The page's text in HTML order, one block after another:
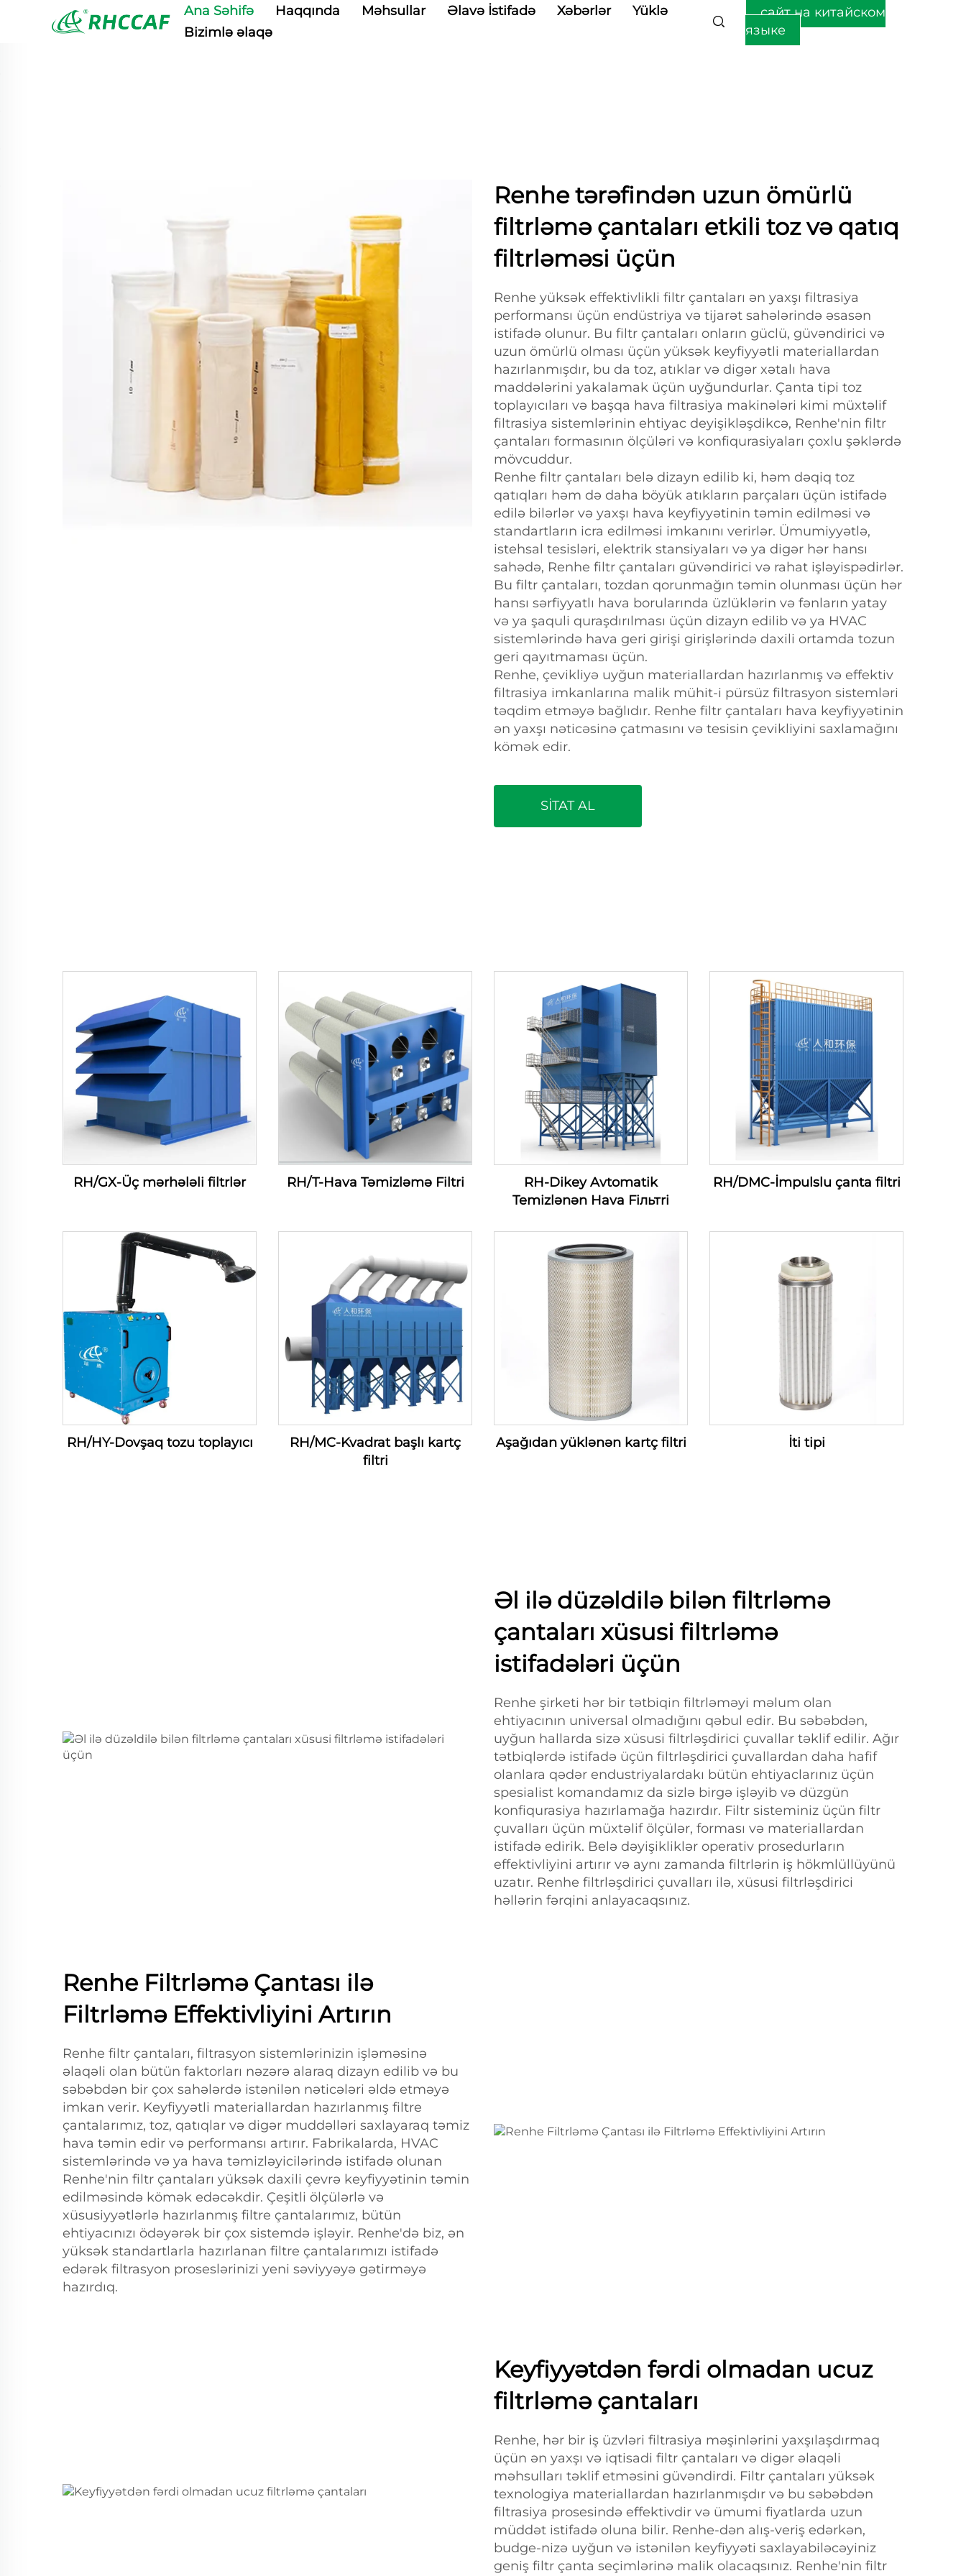
Ana Səhifə Haqqında Məhsullar Əlavə İstifadə Xəbərlər
Yüklə
Bizimlə əlaqə
сайт на китайском
языке
Renhe tərəfindən uzun ömürlü
filtrləmə çantaları etkili toz və qatıq
filtrləməsi üçün
Renhe yüksək effektivlikli filtr çantaları ən yaxşı filtrasiya
performansı üçün endüstriya və tijarət sahələrində əsasən
istifadə olunur. Bu filtr çantaları onların güclü, güvəndirici və
uzun ömürlü olması üçün yüksək keyfiyyətli materiallardan
hazırlanmışdır, bu da toz, atıklar və digər xətalı hava
maddələrini yakalamak üçün uyğundurlar. Çanta tipi toz
toplayıcıları və başqa hava filtrasiya makinələri kimi müxtəlif
filtrasiya sistemlərinin ehtiyac deyişikləşdikcə, Renhe'nin filtr
çantaları formasının ölçüləri və konfiqurasiyaları çoxlu şəklərdə
mövcuddur.
Renhe filtr çantaları belə dizayn edilib ki, həm dəqiq toz
qatıqları həm də daha böyük atıkların parçaları üçün istifadə
edilə bilərlər və yaxşı hava keyfiyyətinin təmin edilməsi və
standartların icra edilməsi imkanını verirlər. Ümumiyyətlə,
istehsal tesisləri, elektrik stansiyaları və ya digər hər hansı
sahədə, Renhe filtr çantaları güvəndirici və rahat işləyispədirlər.
Bu filtr çantaları, tozdan qorunmağın təmin olunması üçün hər
hansı sərfiyyatlı hava borularında üzlüklərin və fənların yatay
və ya şaquli quraşdırılması üçün dizayn edilib və ya HVAC
sistemlərində hava geri girişi girişlərində daxili ortamda tozun
geri qayıtmaması üçün.
Renhe, çevikliyə uyğun materiallardan hazırlanmış və effektiv
filtrasiya imkanlarına malik mühit-i pürsüz filtrasyon sistemləri
təqdim etməyə bağlıdır. Renhe filtr çantaları hava keyfiyyətinin
ən yaxşı nəticəsinə çatmasını və tesisin çevikliyini saxlamağını
kömək edir.
SİTAT AL
RH/GX-Üç mərhələli filtrlər RH/T-Hava Təmizləmə Filtri
RH-Dikey Avtomatik
Temizlənən Hava Fiльтri
RH/DMC-İmpulslu çanta filtri
RH/HY-Dovşaq tozu toplayıcı
RH/MC-Kvadrat başlı kartç
filtri
Aşağıdan yüklənən kartç filtri İti tipi
Əl ilə düzəldilə bilən filtrləmə
çantaları xüsusi filtrləmə
istifadələri üçün
Renhe şirketi hər bir tətbiqin filtrləməyi məlum olan
ehtiyacının universal olmadığını qəbul edir. Bu səbəbdən,
uyğun hallarda sizə xüsusi filtrləşdirici çuvallar təklif edilir. Ağır
tətbiqlərdə istifadə üçün filtrləşdirici çuvallardan daha hafif
olanlara qədər endustriyalardakı bütün ehtiyaclarınız üçün
spesialist komandamız da sizlə birgə işləyib və düzgün
konfiqurasiya hazırlamağa hazırdır. Filtr sisteminiz üçün filtr
çuvalları üçün müxtəlif ölçülər, forması və materiallardan
istifadə edirik. Belə dəyişikliklər operativ prosedurların
effektivliyini artırır və aynı zamanda filtrlərin iş hökmlüllüyünü
uzatır. Renhe filtrləşdirici çuvalları ilə, xüsusi filtrləşdirici
həllərin fərqini anlayacaqsınız.
Renhe Filtrləmə Çantası ilə
Filtrləmə Effektivliyini Artırın
Renhe filtr çantaları, filtrasyon sistemlərinizin işləməsinə
əlaqəli olan bütün faktorları nəzərə alaraq dizayn edilib və bu
səbəbdən bir çox sahələrdə istənilən nəticələri əldə etməyə
imkan verir. Keyfiyyətli materiallardan hazırlanmış filtre
çantalarımız, toz, qatıqlar və digər muddəlləri saxlayaraq təmiz
hava təmin edir və performansı artırır. Fabrikalarda, HVAC
sistemlərində və ya hava təmizləyicilərində istifadə olunan
Renhe'nin filtr çantaları yüksək daxili çevrə keyfiyyətinin təmin
edilməsində kömək edəcəkdir. Çeşitli ölçülərlə və
xüsusiyyətlərlə hazırlanmış filtre çantalarımız, bütün
ehtiyacınızı ödəyərək bir çox sistemdə işləyir. Renhe'də biz, ən
yüksək standartlarla hazırlanan filtre çantalarımızı istifadə
edərək filtrasyon proseslərinizi yeni səviyyəyə gətirməyə
hazırdıq.
Keyfiyyətdən fərdi olmadan ucuz
filtrləmə çantaları
Renhe, hər bir iş üzvləri filtrasiya məşinlərini yaxşılaşdırmaq
üçün ən yaxşı və iqtisadi filtr çantaları və digər əlaqəli
məhsulları təklif etməsini güvəndirdi. Filtr çantaları yüksək
texnologiya materiallardan hazırlanmışdır və bu səbəbdən
filtrasiya prosesində effektivdir və ümumi fiyatlarda uzun
müddət istifadə oluna bilir. Renhe-dən alış-veriş edərkən,
budge-nizə uyğun və istənilən keyfiyyəti saxlayabiləcəyiniz
geniş filtr çanta seçimlərinə malik olacaqsınız. Renhe'nin filtr